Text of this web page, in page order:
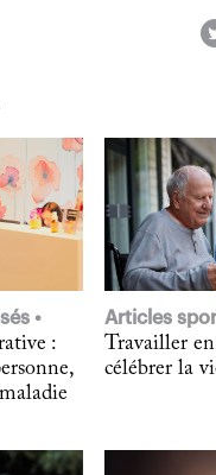
:
Articles
Travailler
célébrer la